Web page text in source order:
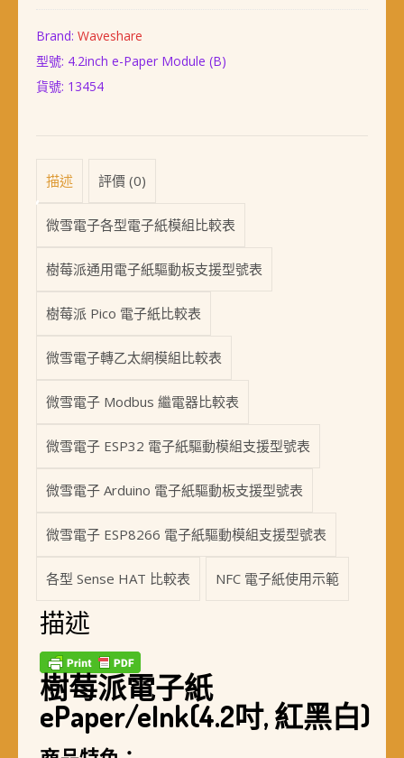
NT$ 380。
Brand: Waveshare
型號: 4.2inch e-Paper Module (B)
貨號: 13454
描述 評價 (0)
微雪電子各型電子紙模組比較表
樹莓派通用電子紙驅動板支援型號表
樹莓派 Pico 電子紙比較表
微雪電子轉乙太網模組比較表
微雪電子 Modbus 繼電器比較表
微雪電子 ESP32 電子紙驅動模組支援型號表
微雪電子 Arduino 電子紙驅動板支援型號表
微雪電子 ESP8266 電子紙驅動模組支援型號表
各型 Sense HAT 比較表 NFC 電子紙使用示範
描述
樹莓派電子紙
ePaper/eInk(4.2吋, 紅黑白)